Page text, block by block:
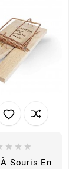
  
Souris En